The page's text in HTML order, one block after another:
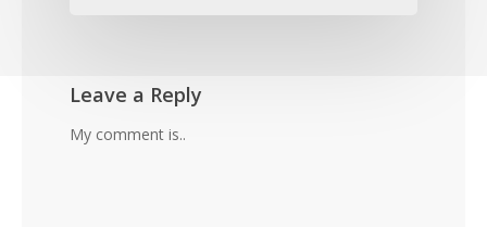
Leave a Reply
My comment is..